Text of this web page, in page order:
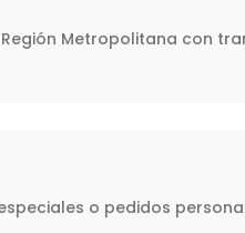
Metropolitana con
o pedidos